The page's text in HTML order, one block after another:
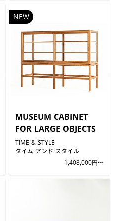
MUSEUM CABINET
FOR LARGE OBJECTS
TIME & STYLE
タイム アンド スタイル
1,408,000円〜
NEW